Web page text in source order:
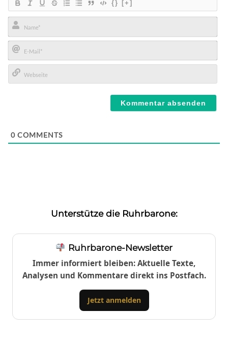
{} [+]
Name*
E-
Mail*
0 COMMENTS
Unterstütze die Ruhrbarone:
Ruhrbarone-Newsletter
Immer informiert bleiben: Aktuelle Texte,
Analysen und Kommentare direkt ins Postfach.
Jetzt anmelden